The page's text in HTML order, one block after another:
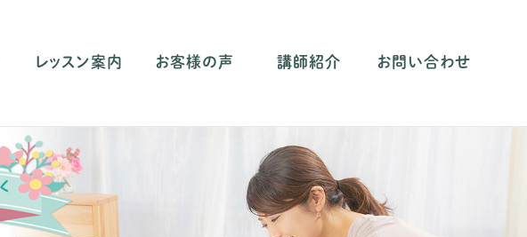
レッスン案内 お客様の声 講師紹介 お問い合わせ